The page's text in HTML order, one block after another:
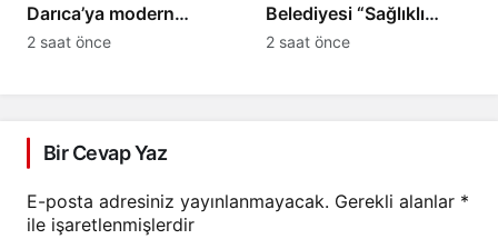
Darıca’ya modern
ulaşım yatırımı
2 saat önce
Belediyesi “Sağlıklı
İşyeri” Sertifikasını Aldı
2 saat önce
Bir Cevap Yaz
E-posta adresiniz yayınlanmayacak. Gerekli alanlar *
ile işaretlenmişlerdir